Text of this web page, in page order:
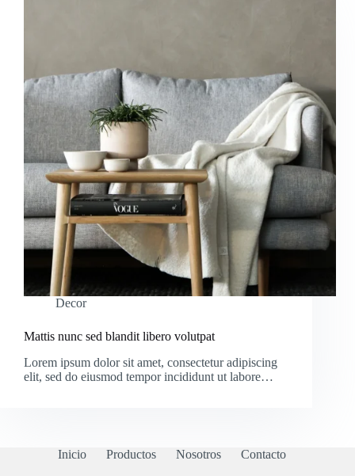
Decor
Mattis nunc sed blandit libero volutpat
Lorem ipsum dolor sit amet, consectetur adipiscing
elit, sed do eiusmod tempor incididunt ut labore…
Inicio Productos Nosotros Contacto